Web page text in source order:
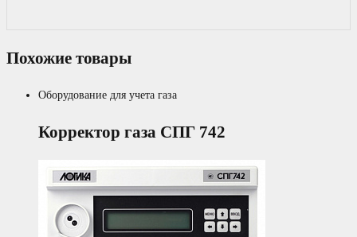
Похожие товары
Оборудование для учета газа
Корректор газа СПГ 742